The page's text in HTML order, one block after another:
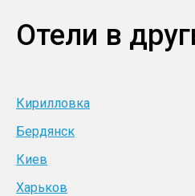
Отели в
Кирилловка
Бердянск
Киев
Харьков